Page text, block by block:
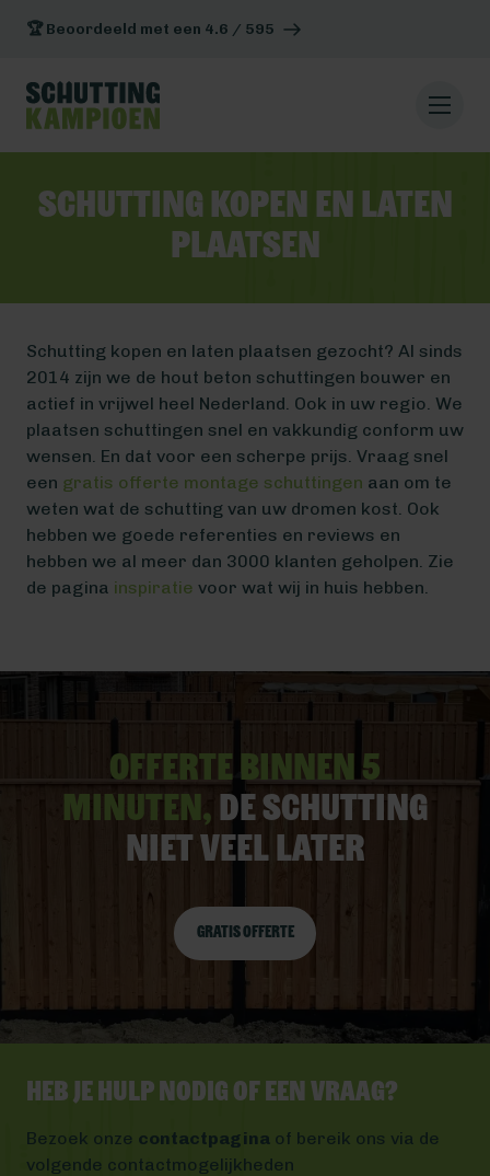
🏆 Beoordeeld met een 4.6 / 595
Schutting kopen en laten
plaatsen
Schutting kopen en laten plaatsen gezocht? Al sinds
2014 zijn we de hout beton schuttingen bouwer en
actief in vrijwel heel Nederland. Ook in uw regio. We
plaatsen schuttingen snel en vakkundig conform uw
wensen. En dat voor een scherpe prijs. Vraag snel
een gratis offerte montage schuttingen aan om te
weten wat de schutting van uw dromen kost. Ook
hebben we goede referenties en reviews en
hebben we al meer dan 3000 klanten geholpen. Zie
de pagina inspiratie voor wat wij in huis hebben.
Offerte binnen 5
minuten, De schutting
niet veel later
Gratis offerte
Heb je hulp nodig of een vraag?
Bezoek onze contactpagina of bereik ons via de
volgende contactmogelijkheden